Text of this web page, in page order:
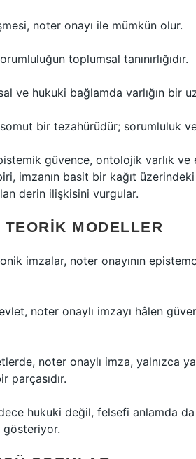
noter onayı ile mümkün olur.
toplumsal tanınırlığıdır.
ve hukuki bağlamda varlığın bir
bir tezahürüdür; sorumluluk
güvence, ontolojik varlık ve
imzanın basit bir kağıt üzerindeki
derin ilişkisini vurgular.
MODELLER
imzalar, noter onayının
noter onaylı imzayı hâlen
noter onaylı imza, yalnızca
parçasıdır.
hukuki değil, felsefi anlamda
gösteriyor.